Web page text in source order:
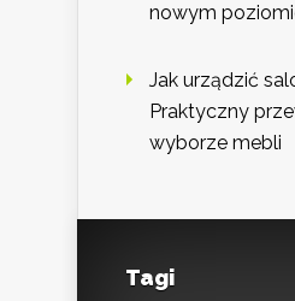
nowym
Jak urządzić
Praktyczny
wyborze mebli
Tagi